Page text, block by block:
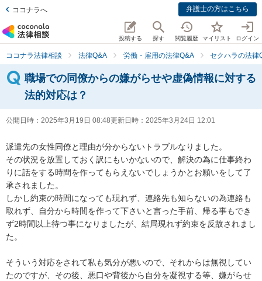
ココナラへ 弁護士の方はこちら
投稿する 探す 閲覧履歴 マイリスト ログイン
ココナラ法律相談 法律Q&A 労働・雇用の法律Q&A セクハラの法律
職場での同僚からの嫌がらせや虚偽情報に対する
法的対応は？
公開日時： 2025年3月19日 08:48更新日時： 2025年3月24日 12:01
派遣先の女性同僚と理由が分からないトラブルなりました。
その状況を放置しておく訳にもいかないので、解決の為に仕事終わ
りに話をする時間を作ってもらえないでしょうかとお願いをして了
承されました。
しかし約束の時間になっても現れず、連絡先も知らないの為連絡も
取れず、自分から時間を作って下さいと言った手前、帰る事もでき
ず2時間以上待つ事になりましたが、結局現れず約束を反故されまし
た。
そういう対応をされて私も気分が悪いので、それからは無視してい
たのですが、その後、悪口や背後から自分を凝視する等、嫌がらせ